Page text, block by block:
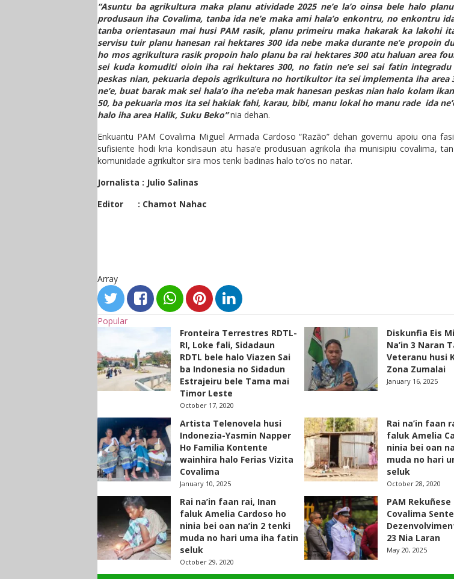
“Asuntu ba agrikultura maka planu atividade 2025 ne’e la’o oinsa bele halo planu
produsaun iha Covalima, tanba ida ne’e maka ami hala’o enkontru, no enkontru
tanba orientasaun mai husi PAM rasik, planu primeiru maka hakarak ka lakohi
servisu tuir planu hanesan rai hektares 300 ida nebe maka durante ne’e propoin
ho mos agrikultura rasik propoin halo planu ba rai hektares 300 atu haluan area
sei kuda komuditi oioin iha rai hektares 300, no fatin ne’e sei sai fatin
peskas nian, pekuaria depois agrikultura no hortikultor ita sei implementa iha area
ne’e, buat barak mak sei hala’o iha ne’eba mak hanesan peskas nian halo kolam
50, ba pekuaria mos ita sei hakiak fahi, karau, bibi, manu lokal ho manu rade ida
halo iha area Halik, Suku Beko”nia dehan.
Enkuantu PAM Covalima Miguel Armada Cardoso “Razão” dehan governu apoiu ona
sufisiente hodi kria kondisaun atu hasa’e produsuan agrikola iha munisipiu covalima,
komunidade agrikultor sira mos tenki badinas halo to’os no natar.
Jornalista : Julio Salinas
Editor : Chamot Nahac
Array
Popular
Fronteira Terrestres RDTL-
RI, Loke fali, Sidadaun
RDTL bele halo Viazen Sai
ba Indonesia no Sidadun
Estrajeiru bele Tama mai
Timor Leste
October 17, 2020
Diskunfia Eis
Na’in 3 Naran
Veteranu husi
Zona Zumalai
January 16, 2025
Artista Telenovela husi
Indonezia-Yasmin Napper
Ho Familia Kontente
wainhira halo Ferias Vizita
Covalima
January 10, 2025
Rai na’in faan
faluk Amelia
ninia bei oan
muda no hari
seluk
October 28, 2020
Rai na’in faan rai, Inan
faluk Amelia Cardoso ho
ninia bei oan na’in 2 tenki
muda no hari uma iha fatin
seluk
October 29, 2020
PAM Rekuñese
Covalima
23 Nia Laran
May 20, 2025